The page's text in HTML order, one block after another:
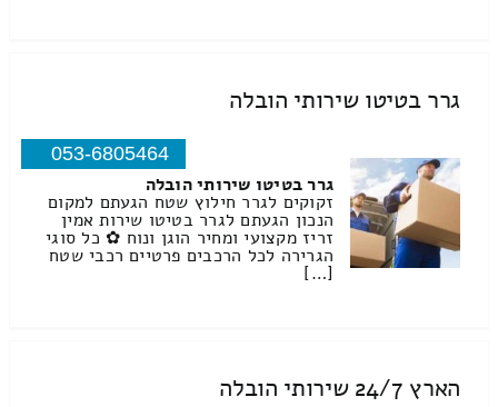
גרר בטיטו שירותי הובלה
053-6805464
גרר בטיטו שירותי הובלה
זקוקים לגרר חילוץ שטח הגעתם למקום
הנכון הגעתם לגרר בטיטו שירות אמין
זריז מקצועי ומחיר הוגן ונוח ✿ כל סוגי
הגרירה לכל הרכבים פרטיים רכבי שטח
[…]
הארץ 24/7 שירותי הובלה